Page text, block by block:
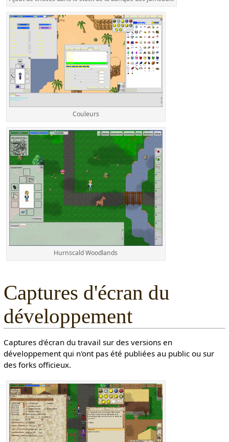
Couleurs
Hurnscald Woodlands
Captures d'écran du
développement
Captures d'écran du travail sur des versions en
développement qui n'ont pas été publiées au public ou sur
des forks officieux.